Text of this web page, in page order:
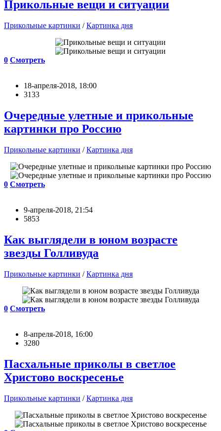
Прикольные вещи и ситуации
Прикольные картинки /Картинка дня
0 Смотреть
18-апреля-2018, 18:00
3133
Очередные улетные и прикольные
картинки про Россию
Прикольные картинки /Картинка дня
0 Смотреть
9-апреля-2018, 21:54
5853
Как выглядели в юном возрасте
звезды Голливуда
Прикольные картинки /Картинка дня
0 Смотреть
8-апреля-2018, 16:00
3280
Пасхальные приколы в светлое
Христово воскресенье
Прикольные картинки /Картинка дня